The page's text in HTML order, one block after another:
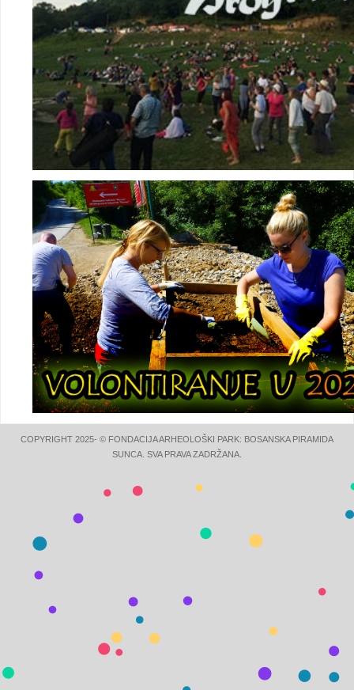
COPYRIGHT 2025- © FONDACIJA ARHEOLOŠKI PARK: BOSANSKA PIRAMIDA
SUNCA. SVA PRAVA ZADRŽANA.